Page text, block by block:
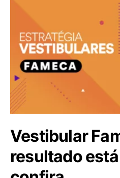
Vestibular
resultado